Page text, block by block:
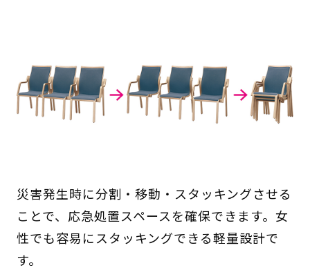
災害発生時に分割・移動・スタッキングさせる
ことで、応急処置スペースを確保できます。女
性でも容易にスタッキングできる軽量設計で
す。